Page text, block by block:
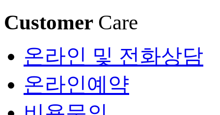
Customer Care
온라인 및 전화상담
온라인예약